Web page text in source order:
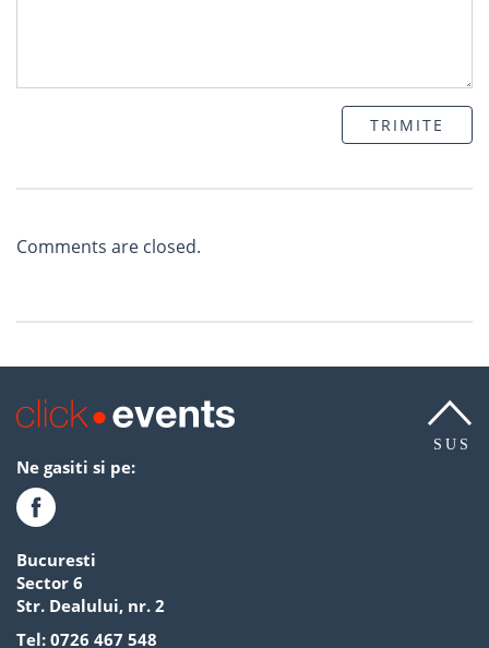
TRIMITE
Comments are closed.
SUS
Ne gasiti si pe:
Bucuresti
Sector 6
Str. Dealului, nr. 2
Tel: 0726 467 548